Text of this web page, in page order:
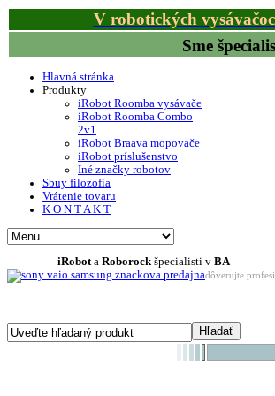
V robotických
Sme
Hlavná stránka
Produkty
iRobot Roomba vysávače
iRobot Roomba Combo
2v1
iRobot Braava mopovače
iRobot príslušenstvo
Iné značky robotov
Sbuy filozofia
Vrátenie tovaru
K O N T A K T
iRobota Roborockšpecialisti v BA
dôverujte